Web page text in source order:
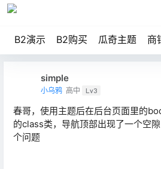
B2演示 B2购买 瓜奇主题 商
simple
小乌鸦 高中 Lv3
春哥，使用主题后在后台页面里的
的class类，导航顶部出现了一个空
个问题